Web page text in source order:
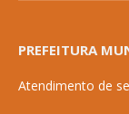
PREFEITURA
Atendimento de